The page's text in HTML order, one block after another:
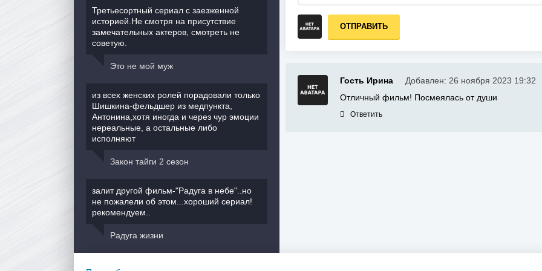
ОТПРАВИТЬ
Гость Ирина
Добавлен: 26 ноября 2023 19:32
Отличный фильм! Посмеялась от души
Ответить
Третьесортный сериал с заезженной
историей.Не смотря на присутствие
замечательных актеров, смотреть не
советую.
Это не мой муж
из всех женских ролей порадовали только
Шишкина-фельдшер из медпункта,
Антонина,хотя иногда и через чур эмоции
нереальные, а остальные либо
исполняют
Закон тайги 2 сезон
залит другой фильм-"Радуга в небе"..но
не пожалели об этом...хороший сериал!
рекомендуем..
Радуга жизни